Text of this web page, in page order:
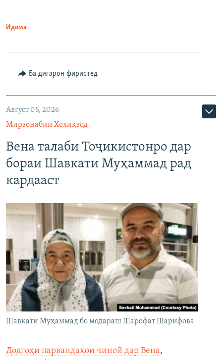
Идома
Ба дигарон фиристед
Август 05, 2026
Мирзонабии Холиқзод
Вена талаби Тоҷикистонро дар
бораи Шавкати Муҳаммад рад
кардааст
Шавкати Муҳаммад бо модараш Шарофат Шарифова
Додгоҳи парвандаҳои ҷиноӣ дар Вена,